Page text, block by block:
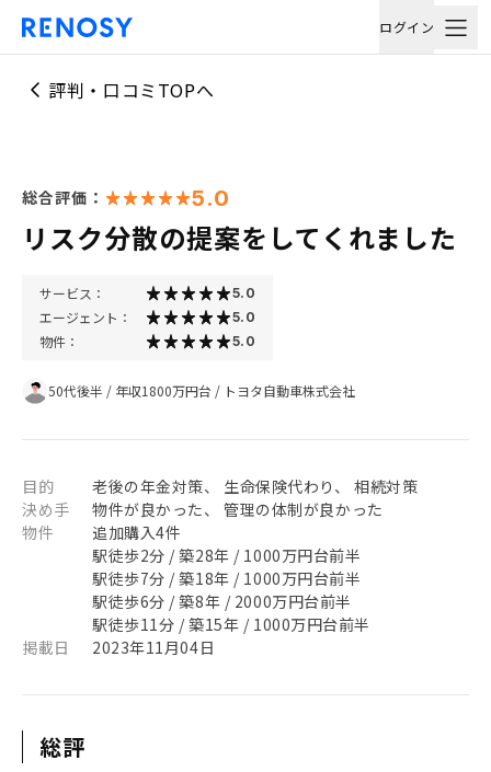
ログイン
評判・口コミTOPへ
総合評価： 5.0
リスク分散の提案をしてくれました
サービス： 5.0
エージェント： 5.0
物件： 5.0
50代後半 / 年収1800万円台 / トヨタ自動車株式会社
目的
老後の年金対策、 生命保険代わり、 相続対策
決め手
物件が良かった、 管理の体制が良かった
物件
追加購入4件
駅徒歩2分 / 築28年 / 1000万円台前半
駅徒歩7分 / 築18年 / 1000万円台前半
駅徒歩6分 / 築8年 / 2000万円台前半
駅徒歩11分 / 築15年 / 1000万円台前半
掲載日
2023年11月04日
総評